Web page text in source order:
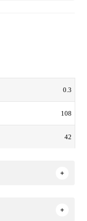
0.3
108
42